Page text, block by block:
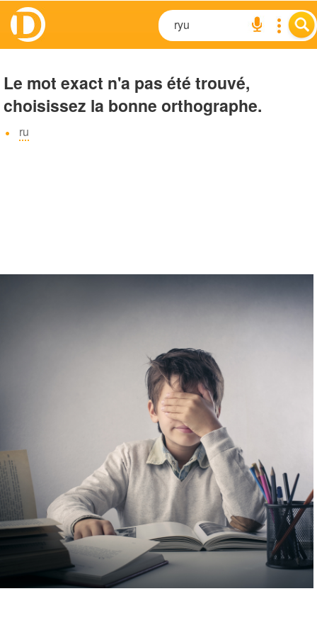
Le mot exact n'a pas été trouvé,
choisissez la bonne orthographe.
ru